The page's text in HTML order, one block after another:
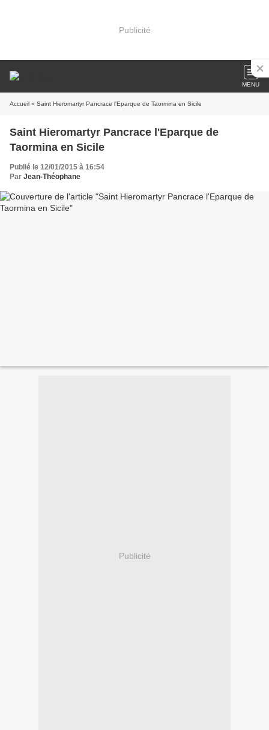
Publicité
MENU
Accueil » Saint Hieromartyr Pancrace l'Eparque de Taormina en Sicile
Saint Hieromartyr Pancrace l'Eparque de
Taormina en Sicile
Publié le 12/01/2015 à 16:54
Par Jean-Théophane
Publicité